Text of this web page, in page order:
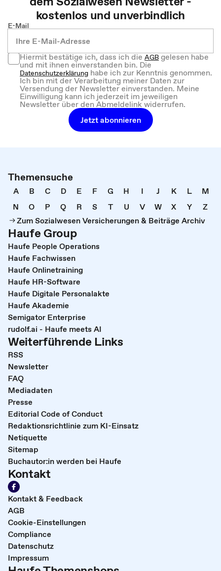
kostenlos und unverbindlich
E-Mail
Hiermit bestätige ich, dass ich dieAGBgelesen habe
und mit ihnen einverstanden bin. Die
Datenschutzerklärung habe ich zur Kenntnis genommen.
Ich bin mit der Verarbeitung meiner Daten zur
Versendung der Newsletter einverstanden. Meine
Einwilligung kann ich jederzeit im jeweiligen
Newsletter über den Abmeldelink widerrufen.
Jetzt abonnieren
Themensuche
A B C D E F G H I J K L
M
N
O P Q R S T U V W X Y
Z
Zum Sozialwesen Versicherungen & Beiträge Archiv
Haufe Group
Haufe People Operations
Haufe Fachwissen
Haufe Onlinetraining
Haufe HR-Software
Haufe Digitale Personalakte
Haufe Akademie
Semigator Enterprise
rudolf.ai - Haufe meets AI
Weiterführende Links
RSS
Newsletter
FAQ
Mediadaten
Presse
Editorial Code of Conduct
Redaktionsrichtlinie zum KI-Einsatz
Netiquette
Sitemap
Buchautor:in werden bei Haufe
Kontakt
Kontakt & Feedback
AGB
Cookie-Einstellungen
Compliance
Datenschutz
Impressum